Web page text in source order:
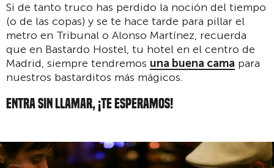
Si de tanto truco has perdido la noción del tiempo
(o de las copas) y se te hace tarde para pillar el
metro en Tribunal o Alonso Martínez, recuerda
que en Bastardo Hostel, tu hotel en el centro de
Madrid, siempre tendremos una buena cama para
nuestros bastarditos más mágicos.
ENTRA SIN LLAMAR, ¡TE ESPERAMOS!